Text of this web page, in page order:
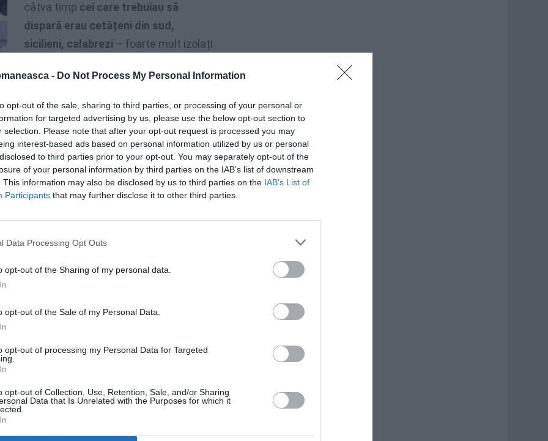
- Do Not Process My Personal Information
opt-out of the sale, sharing to third parties, or processing of your personal or
for targeted advertising by us, please use the below opt-out section to
selection. Please note that after your opt-out request is processed you may
interest-based ads based on personal information utilized by us or personal
to third parties prior to your opt-out. You may separately opt-out of the
of your personal information by third parties on the IAB’s list of downstream
This information may also be disclosed by us to third parties on the IAB’s List of
Participants that may further disclose it to other third parties.
Data Processing Opt Outs
opt-out of the Sharing of my personal data.
opt-out of the Sale of my Personal Data.
opt-out of processing my Personal Data for Targeted
opt-out of Collection, Use, Retention, Sale, and/or Sharing
Data that Is Unrelated with the Purposes for which it
câtva timp cei care trebuiau să
dispară erau cetățeni din sud,
sicilieni, calabrezi – foarte mult izolați
lor a fost luat de străini.
care se face uneori între români și
Și consideră că
românii ar trebui să arate
majoritatea populației are ce are cu
româncele „badante” să intre în grevă,
și sunt neplătiți să facă același lucru– ca
de a fi un DAC
și să aibe curajul de a spune lucrurilor pe